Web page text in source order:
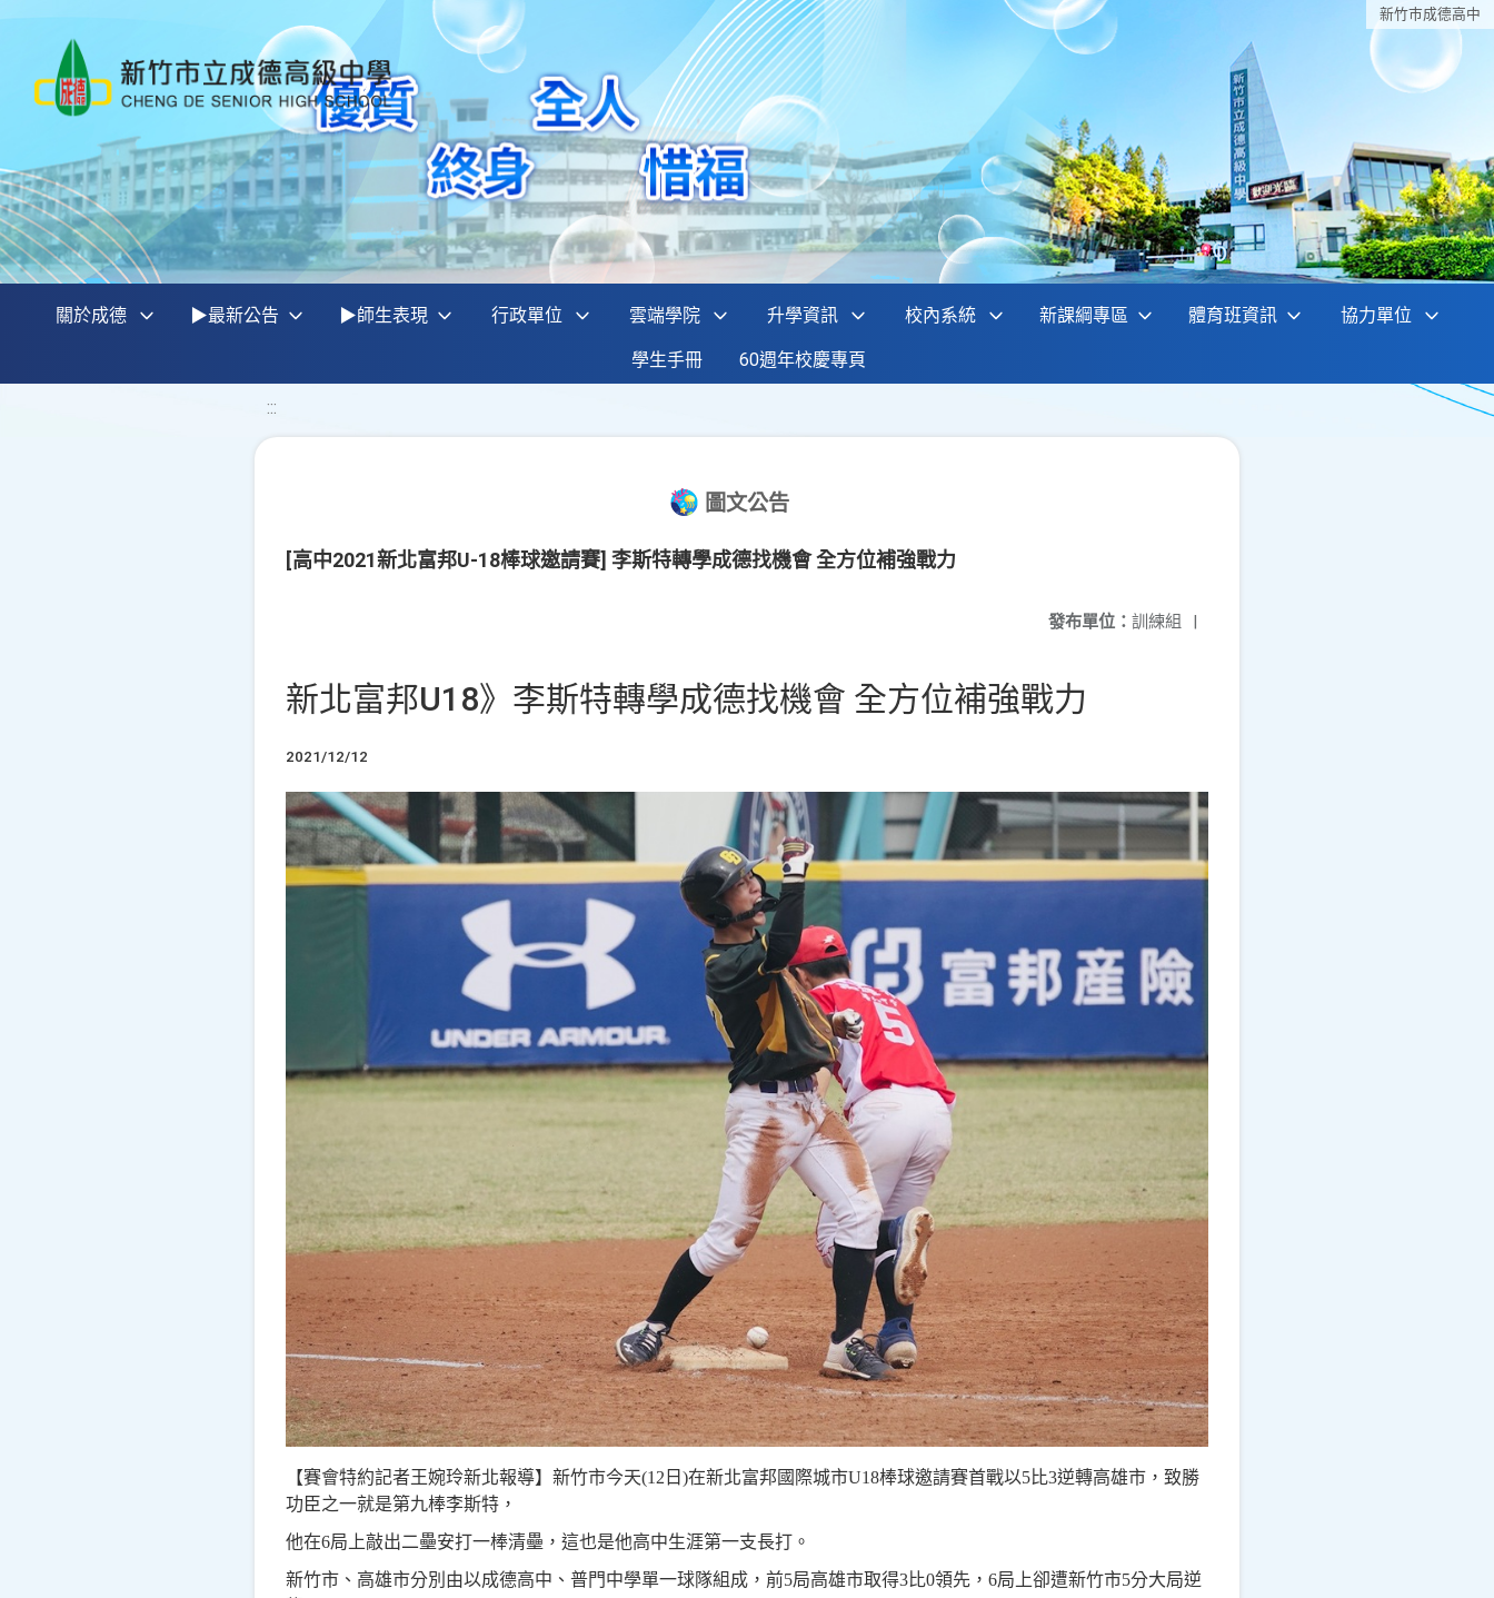
新竹巿成德高中
關於成德 ▶最新公告 ▶師生表現 行政單位 雲端學院 升學資訊 校內系統 新課綱專區 體育班資訊 協力單位
學生手冊 60週年校慶專頁
:::
圖文公告
[高中2021新北富邦U-18棒球邀請賽] 李斯特轉學成德找機會 全方位補強戰力
發布單位： 訓練組 |
新北富邦U18》李斯特轉學成德找機會 全方位補強戰力
2021/12/12
【賽會特約記者王婉玲新北報導】新竹市今天(12日)在新北富邦國際城市U18棒球邀請賽首戰以5比3逆轉高雄市，致勝
功臣之一就是第九棒李斯特，
他在6局上敲出二壘安打一棒清壘，這也是他高中生涯第一支長打。
新竹市、高雄市分別由以成德高中、普門中學單一球隊組成，前5局高雄市取得3比0領先，6局上卻遭新竹市5分大局逆